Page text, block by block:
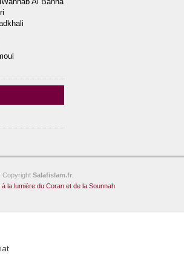
Copyright Salafislam.fr
à la lumière du Coran et de la Sounnah.